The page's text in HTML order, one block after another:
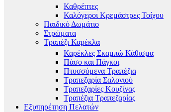
Καθρέπτες
Καλόγεροι Κρεμάστρες Τοίχου
Παιδικό Δωμάτιο
Στρώματα
Τραπέζι Καρέκλα
Καρέκλες Σκαμπώ Κάθισμα
Πάσο και Πάγκοι
Πτυσσόμενα Τραπέζια
Τραπεζαρία Σαλονιού
Τραπεζαρίες Κουζίνας
Τραπέζια Τραπεζαρίας
Εξυπηρέτηση Πελατών